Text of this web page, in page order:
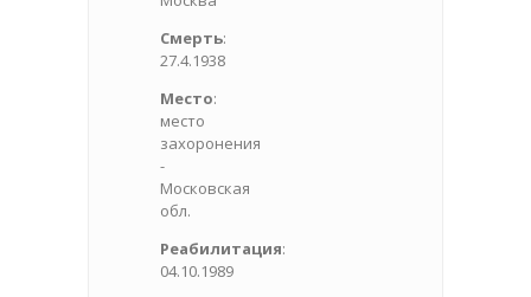
Смерть:
27.4.1938
Место:
место
захоронения
-
Московская
обл.
Реабилитация:
04.10.1989